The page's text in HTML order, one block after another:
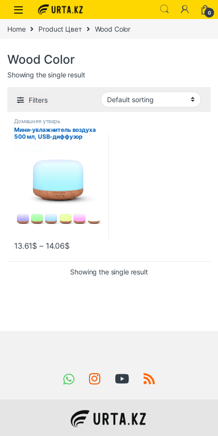
0
Home Product Цвет Wood Color
Wood Color
Showing the single result
Filters
Домашняя утварь
Мини-увлажнитель воздуха
500 мл, USB-диффузор
диффузор эфирного масла
13.61$ – 14.06$
Showing the single result